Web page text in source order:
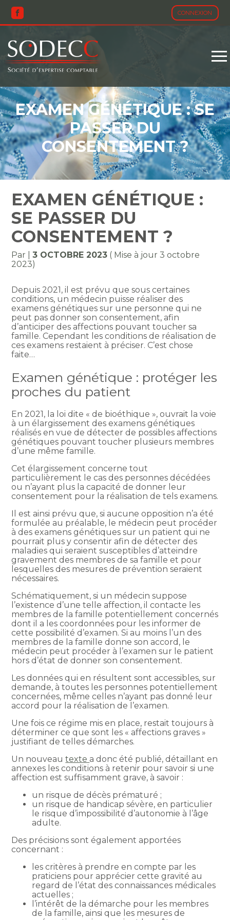
CONNEXION
Aller
au
EXAMEN GÉNÉTIQUE : SE
PASSER DU
CONSENTEMENT ?
EXAMEN GÉNÉTIQUE :
SE PASSER DU
CONSENTEMENT ?
Par |3 OCTOBRE 2023 ( Mise à jour 3 octobre
2023)
Depuis 2021, il est prévu que sous certaines
conditions, un médecin puisse réaliser des
examens génétiques sur une personne qui ne
peut pas donner son consentement, afin
d’anticiper des affections pouvant toucher sa
famille. Cependant les conditions de réalisation de
ces examens restaient à préciser. C’est chose
faite…
Examen génétique : protéger les
proches du patient
En 2021, la loi dite « de bioéthique », ouvrait la voie
à un élargissement des examens génétiques
réalisés en vue de détecter de possibles affections
génétiques pouvant toucher plusieurs membres
d’une même famille.
Cet élargissement concerne tout
particulièrement le cas des personnes décédées
ou n’ayant plus la capacité de donner leur
consentement pour la réalisation de tels examens.
Il est ainsi prévu que, si aucune opposition n’a été
formulée au préalable, le médecin peut procéder
à des examens génétiques sur un patient qui ne
pourrait plus y consentir afin de détecter des
maladies qui seraient susceptibles d’atteindre
gravement des membres de sa famille et pour
lesquelles des mesures de prévention seraient
nécessaires.
Schématiquement, si un médecin suppose
l’existence d’une telle affection, il contacte les
membres de la famille potentiellement concernés
dont il a les coordonnées pour les informer de
cette possibilité d’examen. Si au moins l’un des
membres de la famille donne son accord, le
médecin peut procéder à l’examen sur le patient
hors d’état de donner son consentement.
Les données qui en résultent sont accessibles, sur
demande, à toutes les personnes potentiellement
concernées, même celles n’ayant pas donné leur
accord pour la réalisation de l’examen.
Une fois ce régime mis en place, restait toujours à
déterminer ce que sont les « affections graves »
justifiant de telles démarches.
Un nouveautextea donc été publié, détaillant en
annexes les conditions à retenir pour savoir si une
affection est suffisamment grave, à savoir :
un risque de décès prématuré ;
un risque de handicap sévère, en particulier
le risque d’impossibilité d’autonomie à l’âge
adulte.
Des précisions sont également apportées
concernant :
les critères à prendre en compte par les
praticiens pour apprécier cette gravité au
regard de l’état des connaissances médicales
actuelles ;
l’intérêt de la démarche pour les membres
de la famille, ainsi que les mesures de